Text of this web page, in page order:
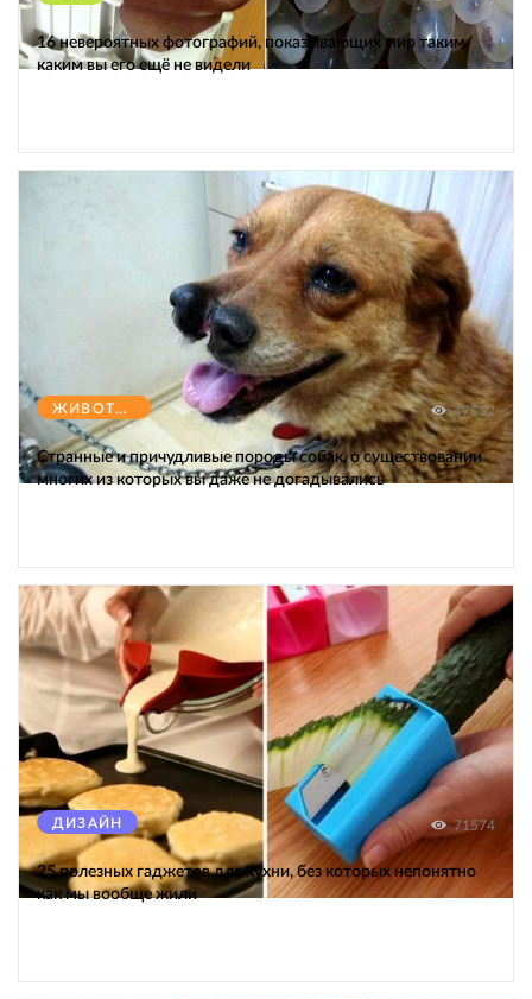
16 невероятных фотографий, показывающих мир таким,
каким вы его ещё не видели
ЖИВОТНЫЕ 47532
Странные и причудливые породы собак, о существовании
многих из которых вы даже не догадывались
ДИЗАЙН 71574
25 полезных гаджетов для кухни, без которых непонятно
как мы вообще жили